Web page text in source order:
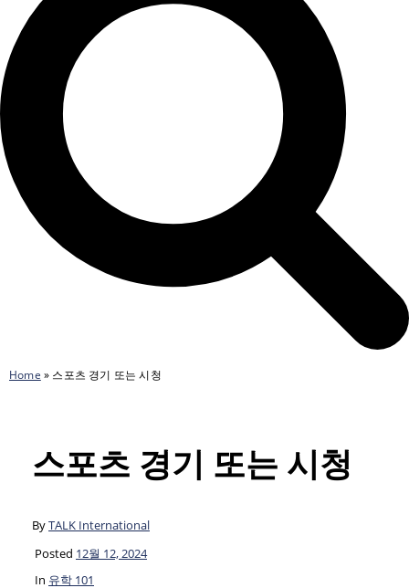
Home » 스포츠 경기 또는 시청
스포츠 경기 또는 시청
ByTALK International
Posted 12월 12, 2024
In 유학 101